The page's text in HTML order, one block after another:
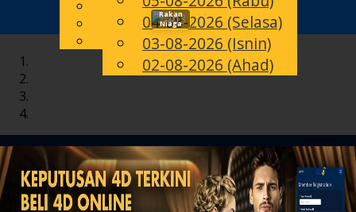
MS
English
Chinese
Malay
04-08-2026 (Selasa)
03-08-2026 (Isnin)
02-08-2026 (Ahad)
Rakan
Niaga
Toggle
navigation